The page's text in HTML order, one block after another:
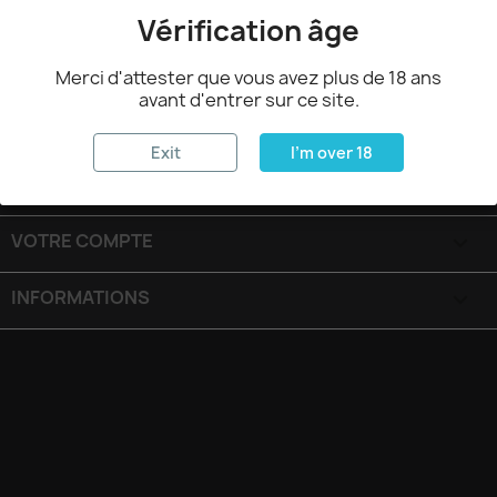
PRODUITS
VOTRE COMPTE
INFORMATIONS
Vérification âge
Merci d'attester que vous avez plus de 18 ans
avant d'entrer sur ce site.
Exit I'm over 18